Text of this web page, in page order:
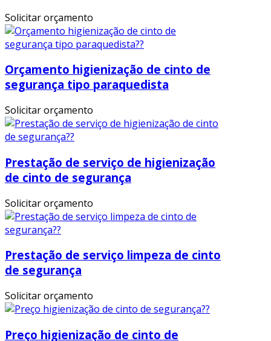
Solicitar orçamento
Orçamento higienização de cinto de
segurança tipo paraquedista
Solicitar orçamento
Prestação de serviço de higienização
de cinto de segurança
Solicitar orçamento
Prestação de serviço limpeza de cinto
de segurança
Solicitar orçamento
Preço higienização de cinto de